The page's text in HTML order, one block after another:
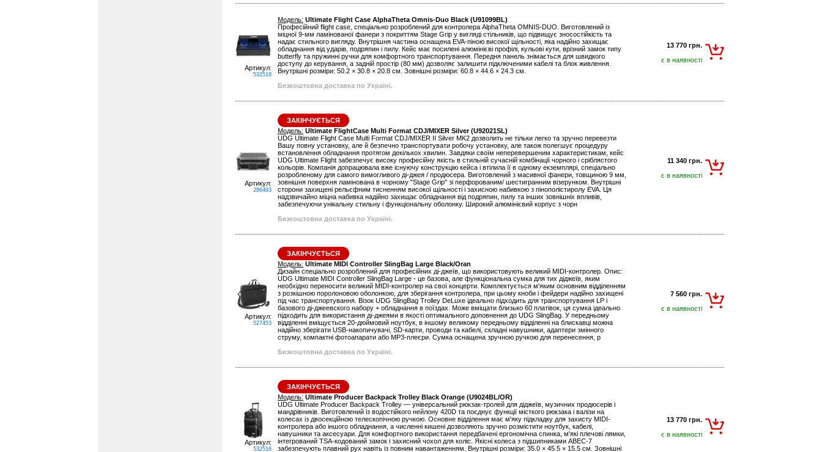
Артикул:
532518
Модель: Ultimate Flight Case AlphaTheta Omnis-Duo Black (U91099BL)
Професійний flight case, спеціально розроблений для контролера AlphaTheta OMNIS-DUO. Виготовлений із
міцної 9-мм ламінованої фанери з покриттям Stage Grip у вигляді стільників, що підвищує зносостійкість та
надає стильного вигляду. Внутрішня частина оснащена EVA-піною високої щільності, яка надійно захищає
обладнання від ударів, подряпин і пилу. Кейс має посилені алюмінієві профілі, кульові кути, врізний замок типу
butterfly та пружинні ручки для комфортного транспортування. Передня панель знімається для швидкого
доступу до керування, а задній простір (80 мм) дозволяє залишити підключеними кабелі та блок живлення.
Внутрішні розміри: 50.2 × 30.8 × 20.8 см. Зовнішні розміри: 60.8 × 44.6 × 24.3 см.
Безкоштовна доставка по Україні.
13 770 грн.
є в наявності
Артикул:
286493
ЗАКІНЧУЄТЬСЯ
Модель: Ultimate FlightCase Multi Format CDJ/MIXER Silver (U92021SL)
UDG Ultimate Flight Case Multi Format CDJ/MIXER II Silver MK2 дозволить не тільки легко та зручно перевезти
Вашу повну установку, але й безпечно транспортувати робочу установку, але також полегшує процедуру
встановлення обладнання протягом декількох хвилин. Завдяки своїм неперевершеним характеристикам, кейс
UDG Ultimate Flight забезпечує високу професійну якість в стильній сучасній комбінації чорного і сріблястого
кольорів. Компанія допрацювала вже існуючу конструкцію кейса і втілила її в одному екземплярі, спеціально
розробленому для самого вимогливого ді-джея / продюсера. Виготовлений з масивної фанери, товщиною 9 мм,
зовнішня поверхня ламінована в чорному "Stage Grip" зі перфорованим/ шестигранним візерунком. Внутрішні
сторони захищені рельєфним тисненням високої щільності і захисною набивкою з пінополістиролу EVA. Ця
надзвичайно міцна набивка надійно захищає обладнання від подряпин, пилу та інших зовнішніх впливів,
забезпечуючи унікальну стильну і функціональну оболонку. Широкий алюмінієвий корпус з чорн
Безкоштовна доставка по Україні.
11 340 грн.
є в наявності
Артикул:
527453
ЗАКІНЧУЄТЬСЯ
Модель: Ultimate MIDI Controller SlingBag Large Black/Oran
Дизайн спеціально розроблений для професійних ді-джеїв, що використовують великий MIDI-контролер. Опис:
UDG Ultimate MIDI Controller SlingBag Large - це базова, але функціональна сумка для тих діджеїв, яким
необхідно переносити великий MIDI-контролер на свої концерти. Комплектується м'яким основним відділенням
з розкішною поролоновою оболонкою, для зберігання контролера, при цьому кноби і фейдери надійно захищені
під час транспортування. Візок UDG SlingBag Trolley DeLuxe ідеально підходить для транспортування LP і
базового ді-джеевского набору + обладнання в поїздах. Може вміщати близько 60 платівок, ця сумка ідеально
підходить для використання ді-джеями в якості оптимального доповнення до UDG SlingBag. У передньому
відділенні вміщується 20-дюймовий ноутбук, в іншому великому передньому відділенні на блискавці можна
надійно зберігати USB-накопичувачі, SD-карти, проводи та кабелі, складні навушники, адаптери змінного
струму, компактні фотоапарати або MP3-плеєри. Сумка оснащена зручною ручкою для перенесення, р
Безкоштовна доставка по Україні.
7 560 грн.
є в наявності
Артикул:
532516
ЗАКІНЧУЄТЬСЯ
Модель: Ultimate Producer Backpack Trolley Black Orange (U9024BL/OR)
UDG Ultimate Producer Backpack Trolley — універсальний рюкзак-тролей для діджеїв, музичних продюсерів і
мандрівників. Виготовлений із водостійкого нейлону 420D та поєднує функції місткого рюкзака і валізи на
колесах із двосекційною телескопічною ручкою. Основне відділення має м'яку підкладку для захисту MIDI-
контролера або іншого обладнання, а численні кишені дозволяють зручно розмістити ноутбук, кабелі,
навушники та аксесуари. Для комфортного використання передбачені ергономічна спинка, м'які плечові лямки,
інтегрований TSA-кодований замок і захисний чохол для коліс. Якісні колеса з підшипниками ABEC-7
забезпечують плавний рух навіть із повним навантаженням. Внутрішні розміри: 35.0 × 45.5 × 15.5 см. Зовнішні
13 770 грн.
є в наявності